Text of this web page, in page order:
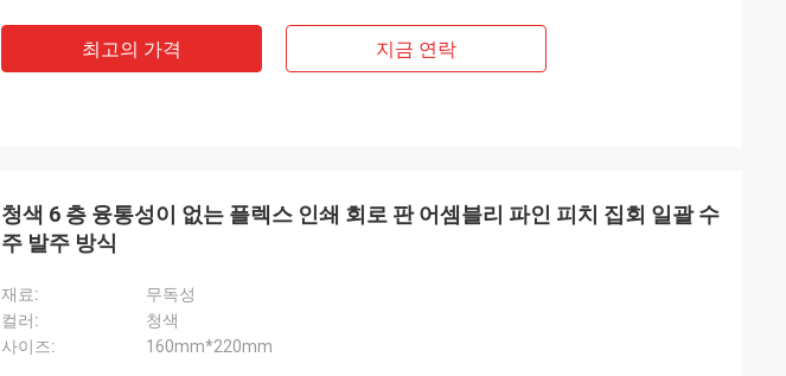
최고의 가격 지금 연락
청색 6 층 융통성이 없는 플렉스 인쇄 회로 판 어셈블리 파인 피치 집회 일괄 수
주 발주 방식
재료:
무독성
컬러:
청색
사이즈:
160mm*220mm